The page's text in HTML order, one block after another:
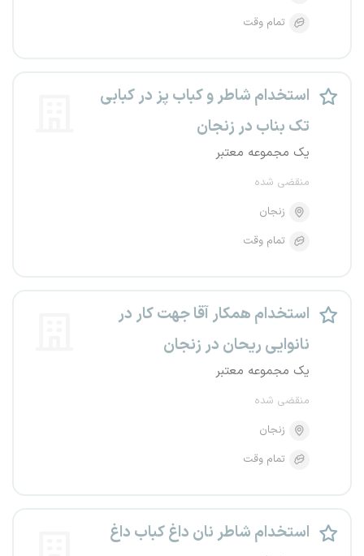
تمام وقت
استخدام شاطر و کباب پز در کبابی
تک بناب در زنجان
یک مجموعه معتبر
منقضی شده
زنجان
تمام وقت
استخدام همکار آقا جهت کار در
نانوایی ریحان در زنجان
یک مجموعه معتبر
منقضی شده
زنجان
تمام وقت
استخدام شاطر نان داغ کباب داغ